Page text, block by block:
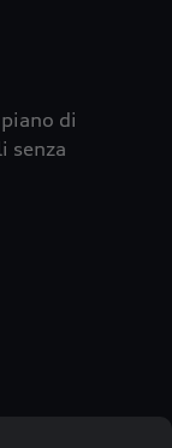
di
senza